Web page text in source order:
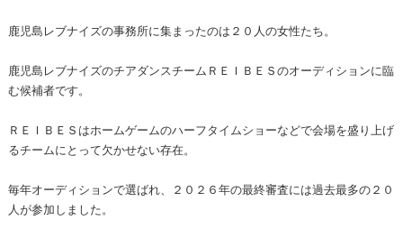
鹿児島レブナイズの事務所に集まったのは２０人の女性たち。
鹿児島レブナイズのチアダンスチームＲＥＩＢＥＳのオーディションに臨
む候補者です。
ＲＥＩＢＥＳはホームゲームのハーフタイムショーなどで会場を盛り上げ
るチームにとって欠かせない存在。
毎年オーディションで選ばれ、２０２６年の最終審査には過去最多の２０
人が参加しました。